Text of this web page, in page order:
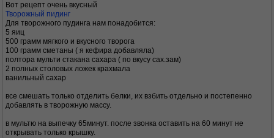
Вот рецепт очень вкусный
Творожный пидинг
Для творожного пудинга нам понадобится:
5 яиц
500 грамм мягкого и вкусного творога
100 грамм сметаны ( я кефира добавляла)
полтора мульти стакана сахара ( по вкусу сах.зам)
2 полных столовых ложек крахмала
ванильный сахар
все смешать только отделить белки, их взбить отдельно и постепенно
добавлять в творожную массу.
в мультю на выпечку 65минут. после звонка оставить на 60 минут не
открывать только крышку.